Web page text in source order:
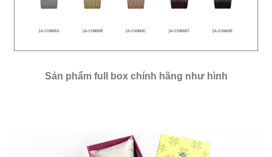
Sản phẩm full box chính hãng như hình